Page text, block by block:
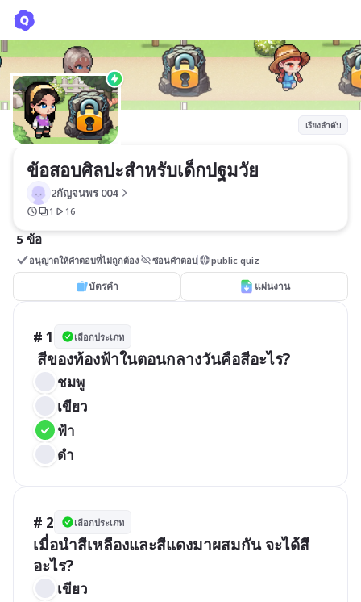
เรียงลำดับ
ข้อสอบศิลปะสำหรับเด็กปฐมวัย
2กัญจนพร 004
1 16
5 ข้อ
อนุญาตให้คำตอบที่ไม่ถูกต้อง ซ่อนคำตอบ public quiz
บัตรคำ แผ่นงาน
# 1 เลือกประเภท
สีของท้องฟ้าในตอนกลางวันคือสีอะไร?
ชมพู
เขียว
ฟ้า
ดำ
# 2 เลือกประเภท
เมื่อนำสีเหลืองและสีแดงมาผสมกัน จะได้สี
อะไร?
เขียว